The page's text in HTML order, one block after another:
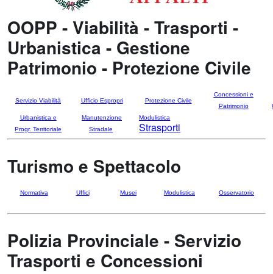
OOPP - Viabilità - Trasporti -
Urbanistica - Gestione
Patrimonio - Protezione Civile
Servizio Viabilità Ufficio Espropri Protezione Civile
Concessioni e
Patrimonio
Urbanistica e
Progr. Territoriale
Manutenzione
Stradale
Modulistica
Strasporti
Turismo e Spettacolo
Normativa Uffici Musei Modulistica Osservatorio
Polizia Provinciale - Servizio
Trasporti e Concessioni